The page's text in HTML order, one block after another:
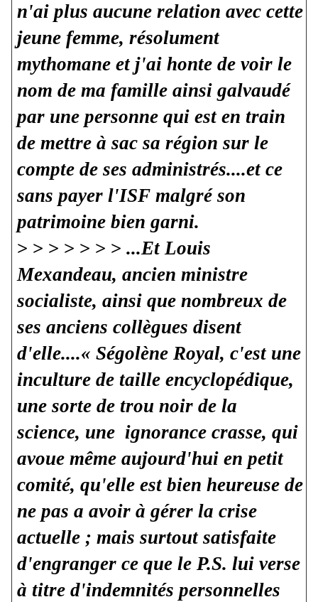
n'ai plus aucune relation avec cette
jeune femme, résolument
mythomane et j'ai honte de voir le
nom de ma famille ainsi galvaudé
par une personne qui est en train
de mettre à sac sa région sur le
compte de ses administrés....et ce
sans payer l'ISF malgré son
patrimoine bien garni.
> > > > > > > ...Et Louis
Mexandeau, ancien ministre
socialiste, ainsi que nombreux de
ses anciens collègues disent
d'elle....« Ségolène Royal, c'est une
inculture de taille encyclopédique,
une sorte de trou noir de la
science, une ignorance crasse, qui
avoue même aujourd'hui en petit
comité, qu'elle est bien heureuse de
ne pas a avoir à gérer la crise
actuelle ; mais surtout satisfaite
d'engranger ce que le P.S. lui verse
à titre d'indemnités personnelles